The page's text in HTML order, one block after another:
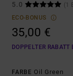
5.0
(1
ECO-BONUS
35,00 €
DOPPELTER RABATT
FARBE Oil Green